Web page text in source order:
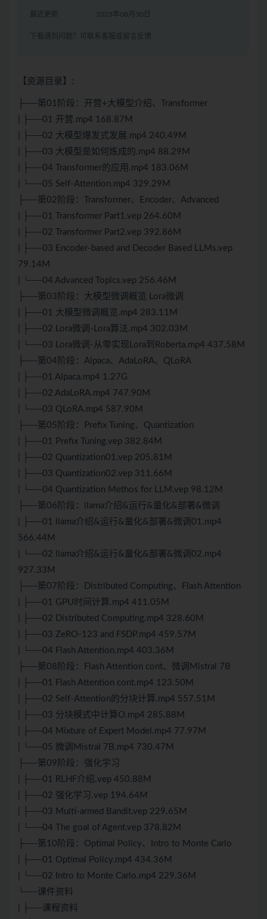
最近更新 2025年08月30日
下载遇到问题？可联系客服或留言反馈
【资源目录】:
├──第01阶段：开营+大模型介绍、Transformer
| ├──01 开营.mp4 168.87M
| ├──02 大模型爆发式发展.mp4 240.49M
| ├──03 大模型是如何炼成的.mp4 88.29M
| ├──04 Transformer的应用.mp4 183.06M
| └──05 Self-Attention.mp4 329.29M
├──第02阶段：Transformer、Encoder、Advanced
| ├──01 Transformer Part1.vep 264.60M
| ├──02 Transformer Part2.vep 392.86M
| ├──03 Encoder-based and Decoder Based LLMs.vep
79.14M
| └──04 Advanced Topics.vep 256.46M
├──第03阶段：大模型微调概览 Lora微调
| ├──01 大模型微调概览.mp4 283.11M
| ├──02 Lora微调-Lora算法.mp4 302.03M
| └──03 Lora微调-从零实现Lora到Roberta.mp4 437.58M
├──第04阶段：Alpaca、AdaLoRA、QLoRA
| ├──01 Alpaca.mp4 1.27G
| ├──02 AdaLoRA.mp4 747.90M
| └──03 QLoRA.mp4 587.90M
├──第05阶段：Prefix Tuning、Quantization
| ├──01 Prefix Tuning.vep 382.84M
| ├──02 Quantization01.vep 205.81M
| ├──03 Quantization02.vep 311.66M
| └──04 Quantization Methos for LLM.vep 98.12M
├──第06阶段：llama介绍&运行&量化&部署&微调
| ├──01 llama介绍&运行&量化&部署&微调01.mp4
566.44M
| └──02 llama介绍&运行&量化&部署&微调02.mp4
927.33M
├──第07阶段：Distributed Computing、Flash Attention
| ├──01 GPU时间计算.mp4 411.05M
| ├──02 Distributed Computing.mp4 328.60M
| ├──03 ZeRO-123 and FSDP.mp4 459.57M
| └──04 Flash Attention.mp4 403.36M
├──第08阶段：Flash Attention cont、微调Mistral 7B
| ├──01 Flash Attention cont.mp4 123.50M
| ├──02 Self-Attention的分块计算.mp4 557.51M
| ├──03 分块模式中计算O.mp4 285.88M
| ├──04 Mixture of Expert Model.mp4 77.97M
| └──05 微调Mistral 7B.mp4 730.47M
├──第09阶段：强化学习
| ├──01 RLHF介绍.vep 450.88M
| ├──02 强化学习.vep 194.64M
| ├──03 Multi-armed Bandit.vep 229.65M
| └──04 The goal of Agent.vep 378.82M
├──第10阶段：Optimal Policy、Intro to Monte Carlo
| ├──01 Optimal Policy.mp4 434.36M
| └──02 Intro to Monte Carlo.mp4 229.36M
└──课件资料
| ├──课程资料